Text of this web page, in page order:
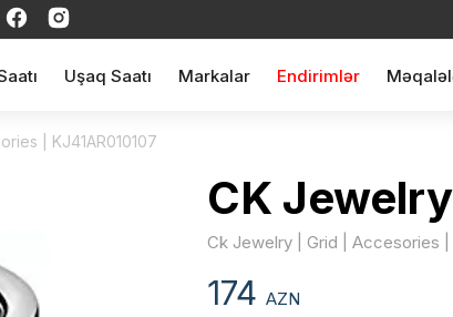
Uşaq Saatı Markalar Endirimlər
| KJ41AR010107
CK Jewelry
Ck Jewelry | Grid | Accesories |
174 AZN